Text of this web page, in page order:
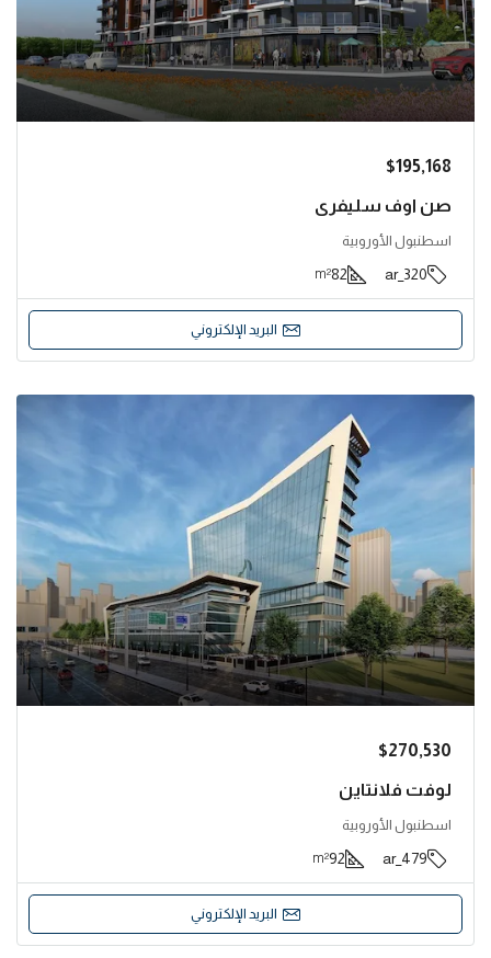
$195,168
صن اوف سليفري
اسطنبول الأوروبية
320_ar
82
m²
البريد الإلكتروني
$270,530
لوفت فلانتاين
اسطنبول الأوروبية
479_ar
92
m²
البريد الإلكتروني